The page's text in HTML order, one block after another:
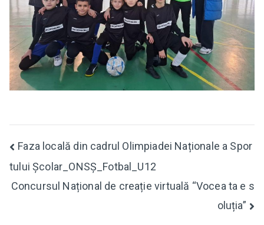
Navigare
în
articole
Faza locală din cadrul Olimpiadei Naționale a Spor
tului Școlar_ONSȘ_Fotbal_U12
Concursul Național de creație virtuală “Vocea ta e s
oluția”